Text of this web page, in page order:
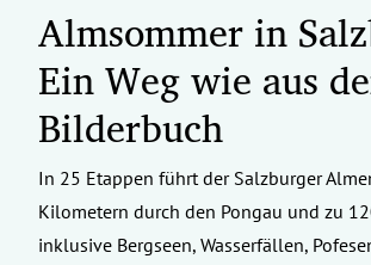
Almsommer in
Ein Weg wie aus
Bilderbuch
In 25 Etappen führt der Salzburger
Kilometern durch den Pongau und zu
inklusive Bergseen, Wasserfällen,